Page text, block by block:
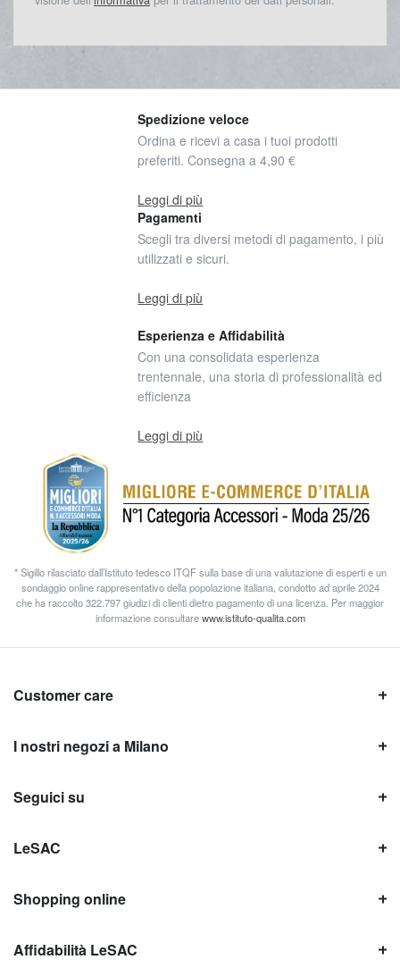
Spedizione veloce
Ordina e ricevi a casa i tuoi prodotti
preferiti. Consegna a 4,90 €
Leggi di più
Pagamenti
Scegli tra diversi metodi di pagamento, i più
utilizzati e sicuri.
Leggi di più
Esperienza e Affidabilità
Con una consolidata esperienza
trentennale, una storia di professionalità ed
efficienza
Leggi di più
* Sigillo rilasciato dall’Istituto tedesco ITQF sulla base di una valutazione di esperti e un
sondaggio online rappresentativo della popolazione italiana, condotto ad aprile 2024
che ha raccolto 322.797 giudizi di clienti dietro pagamento di una licenza. Per maggior
informazione consultarewww.istituto-qualita.com
Customer care
I nostri negozi a Milano
Seguici su
LeSAC
Shopping online
Affidabilità LeSAC